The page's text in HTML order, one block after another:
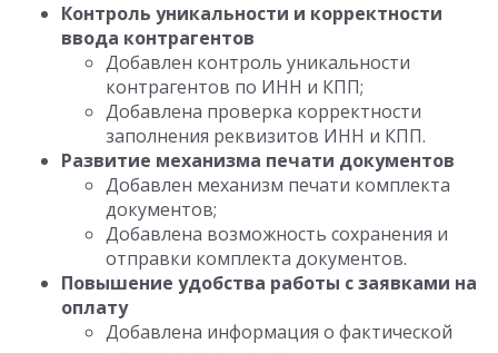
Контроль уникальности и корректности
ввода контрагентов
Добавлен контроль уникальности
контрагентов по ИНН и КПП;
Добавлена проверка корректности
заполнения реквизитов ИНН и КПП.
Развитие механизма печати документов
Добавлен механизм печати комплекта
документов;
Добавлена возможность сохранения и
отправки комплекта документов.
Повышение удобства работы с заявками на
оплату
Добавлена информация о фактической